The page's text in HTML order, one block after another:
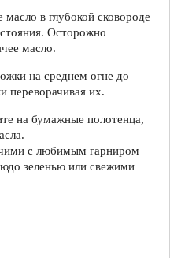
масло в глубокой сковороде
Осторожно
масло.
на среднем огне до
переворачивая их.
на бумажные полотенца,
с любимым гарниром
зеленью или свежими